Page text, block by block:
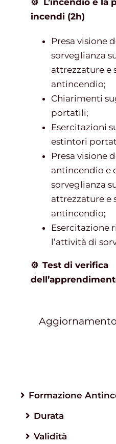
⚙ L’incendio e la
incendi (2h)
Presa visione
sorveglianza
attrezzature e
antincendio;
Chiarimenti
portatili;
Esercitazioni
estintori
Presa visione
antincendio e
sorveglianza
attrezzature e
antincendio;
Esercitazione
l’attività di
⚙ Test di verifica
Formazione
Durata
Validità